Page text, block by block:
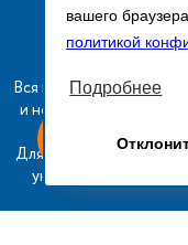
вашего
политикой
Подробнее
Вся информация на
и не является
Для получения
указанных товаров и